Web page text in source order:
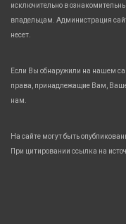
исключительно в
владельцам. Администрация
несет.
Если Вы обнаружили на нашем
права, принадлежащие Вам,
нам.
На сайте могут быть
При цитировании ссылка на